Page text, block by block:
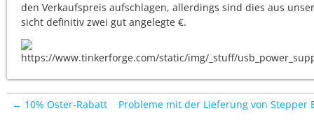
den Verkaufspreis aufschlagen, allerdings sind dies aus
sicht definitiv zwei gut angelegte €.
← 10% Oster-Rabatt Probleme mit der Lieferung von Stepper